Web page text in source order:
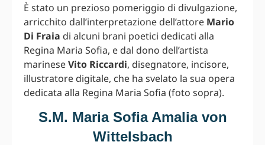
È stato un prezioso pomeriggio di divulgazione,
arricchito dall’interpretazione dell’attore Mario
Di Fraia di alcuni brani poetici dedicati alla
Regina Maria Sofia, e dal dono dell’artista
marineseVito Riccardi, disegnatore, incisore,
illustratore digitale, che ha svelato la sua opera
dedicata alla Regina Maria Sofia (foto sopra).
S.M. Maria Sofia Amalia von
Wittelsbach